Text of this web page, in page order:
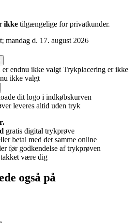
ikke tilgængelige for privatkunder.
mandag d. 17. august 2026
er endnu ikke valgt Trykplacering er ikke
ikke valgt
dit logo i indkøbskurven
leveres altid uden tryk
gratis digital trykprøve
betal med det samme online
før godkendelse af trykprøven
takket være dig
også på